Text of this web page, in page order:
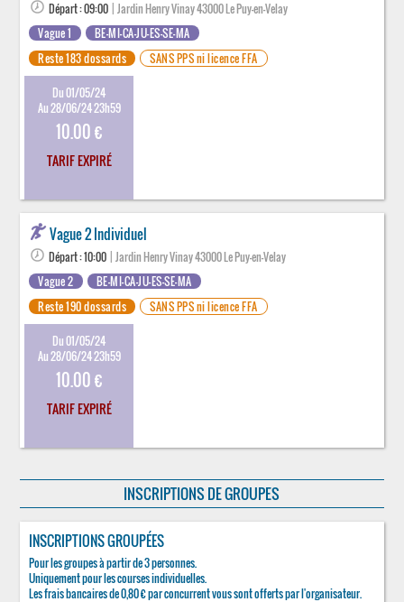
Départ : 09:00 | Jardin Henry Vinay 43000 Le Puy-en-Velay
Vague 1
BE-MI-CA-JU-ES-SE-MA
Reste 183 dossards
SANS PPS ni licence FFA
Du 01/05/24
Au 28/06/24 23h59
10.00 €
TARIF EXPIRÉ
Vague 2 Individuel
Départ : 10:00 | Jardin Henry Vinay 43000 Le Puy-en-Velay
Vague 2
BE-MI-CA-JU-ES-SE-MA
Reste 190 dossards
SANS PPS ni licence FFA
Du 01/05/24
Au 28/06/24 23h59
10.00 €
TARIF EXPIRÉ
INSCRIPTIONS DE GROUPES
INSCRIPTIONS GROUPÉES
Pour les groupes à partir de 3 personnes.
Uniquement pour les courses individuelles.
Les frais bancaires de 0,80 € par concurrent vous sont offerts par l'organisateur.